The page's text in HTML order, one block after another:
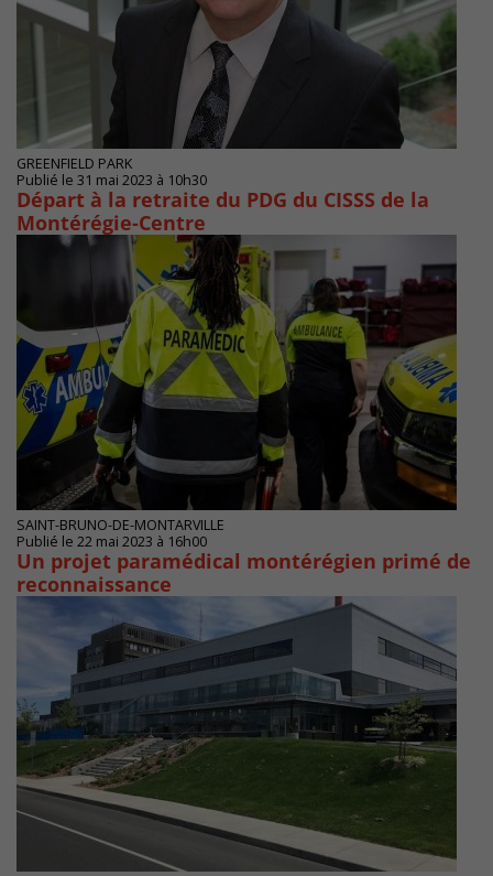
GREENFIELD PARK
Publié le 31 mai 2023 à 10h30
Départ à la retraite du PDG du CISSS de la
Montérégie-Centre
SAINT-BRUNO-DE-MONTARVILLE
Publié le 22 mai 2023 à 16h00
Un projet paramédical montérégien primé de
reconnaissance